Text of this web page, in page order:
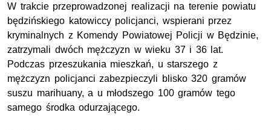
W trakcie przeprowadzonej realizacji na terenie powiatu
będzińskiego katowiccy policjanci, wspierani przez
kryminalnych z Komendy Powiatowej Policji w Będzinie,
zatrzymali dwóch mężczyzn w wieku 37 i 36 lat.
Podczas przeszukania mieszkań, u starszego z
mężczyzn policjanci zabezpieczyli blisko 320 gramów
suszu marihuany, a u młodszego 100 gramów tego
samego środka odurzającego.